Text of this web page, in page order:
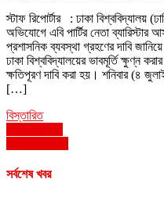
স্টাফ রিপোর্টার : ঢাকা বিশ্ববিদ্যালয়
অভিযোগে এবি পার্টির নেতা
প্রশাসনিক ব্যবস্থা গ্রহণের দাবি
ঢাকা বিশ্ববিদ্যালয়ের ভাবমূর্তি ক্ষুণ্ন
ক্ষতিপূরণ দাবি করা হয়। শনিবার (৪
[…]
বিস্তারিত
Posts
navigation
সর্বশেষ খবর